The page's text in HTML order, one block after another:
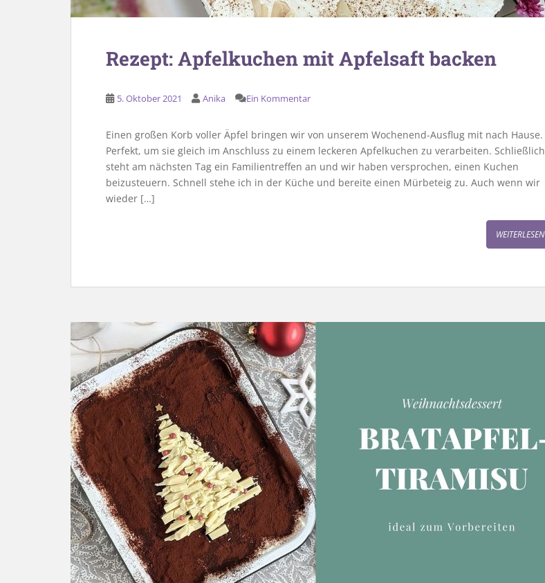
Rezept: Apfelkuchen mit Apfelsaft backen
5. Oktober 2021 Anika Ein Kommentar
Einen großen Korb voller Äpfel bringen wir von unserem Wochenend-Ausflug mit nach Hause.
Perfekt, um sie gleich im Anschluss zu einem leckeren Apfelkuchen zu verarbeiten. Schließlich
steht am nächsten Tag ein Familientreffen an und wir haben versprochen, einen Kuchen
beizusteuern. Schnell stehe ich in der Küche und bereite einen Mürbeteig zu. Auch wenn wir
wieder […]
WEITERLESEN